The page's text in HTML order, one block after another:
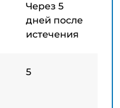
Через 5
дней после
истечения
5